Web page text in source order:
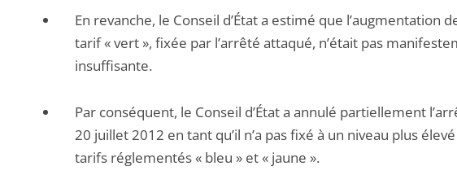
En revanche, le Conseil d’État a estimé que l’augmentation
tarif « vert », fixée par l’arrêté attaqué, n’était pas
insuffisante.
Par conséquent, le Conseil d’État a annulé partiellement
20 juillet 2012 en tant qu’il n’a pas fixé à un niveau plus
tarifs réglementés « bleu » et « jaune ».